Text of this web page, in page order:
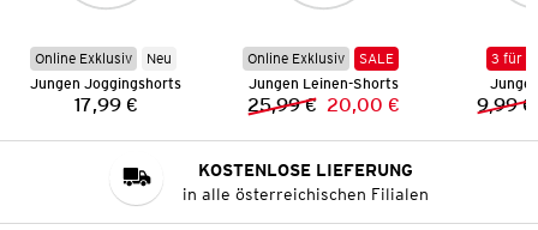
Online Exklusiv
Neu
Jungen Joggingshorts
Preis:
17,99 €
Online Exklusiv
SALE
Jungen Leinen-Shorts
Vorheriger Preis:
25,99 € Neuer Preis:
20,00 €
3 für 2
9,99 €
KOSTENLOSE LIEFERUNG
in alle österreichischen Filialen